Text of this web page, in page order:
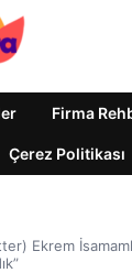
Firma
Çerez Politikası
Ekrem